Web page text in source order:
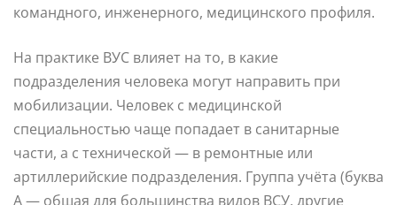
командного, инженерного, медицинского профиля.
На практике ВУС влияет на то, в какие
подразделения человека могут направить при
мобилизации. Человек с медицинской
специальностью чаще попадает в санитарные
части, а с технической — в ремонтные или
артиллерийские подразделения. Группа учёта (буква
А — общая для большинства видов ВСУ, другие